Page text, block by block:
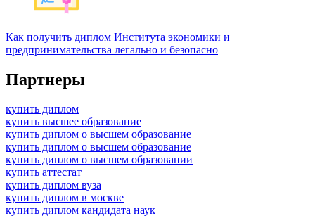
Как получить диплом Института экономики и
предпринимательства легально и безопасно
Партнеры
купить диплом
купить высшее образование
купить диплом о высшем образование
купить диплом о высшем образование
купить диплом о высшем образовании
купить аттестат
купить диплом вуза
купить диплом в москве
купить диплом кандидата наук